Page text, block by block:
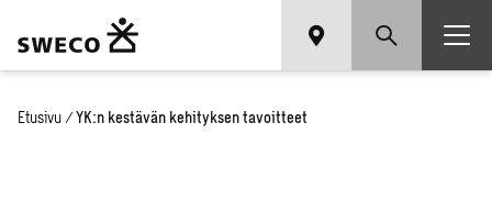
Etusivu / YK:n kestävän kehityksen tavoitteet